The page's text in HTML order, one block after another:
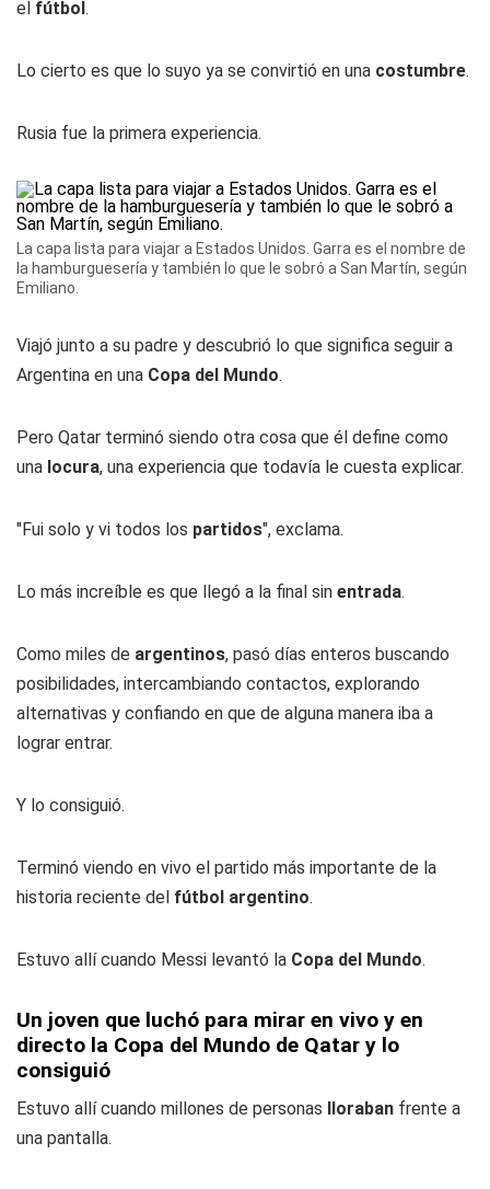
el fútbol.
Lo cierto es que lo suyo ya se convirtió en una costumbre.
Rusia fue la primera experiencia.
La capa lista para viajar a Estados Unidos. Garra es el nombre de
la hamburguesería y también lo que le sobró a San Martín, según
Emiliano.
Viajó junto a su padre y descubrió lo que significa seguir a
Argentina en una Copa del Mundo.
Pero Qatar terminó siendo otra cosa que él define como
una locura, una experiencia que todavía le cuesta explicar.
"Fui solo y vi todos los partidos", exclama.
Lo más increíble es que llegó a la final sin entrada.
Como miles de argentinos, pasó días enteros buscando
posibilidades, intercambiando contactos, explorando
alternativas y confiando en que de alguna manera iba a
lograr entrar.
Y lo consiguió.
Terminó viendo en vivo el partido más importante de la
historia reciente del fútbol argentino.
Estuvo allí cuando Messi levantó la Copa del Mundo.
Un joven que luchó para mirar en vivo y en
directo la Copa del Mundo de Qatar y lo
consiguió
Estuvo allí cuando millones de personas lloraban frente a
una pantalla.